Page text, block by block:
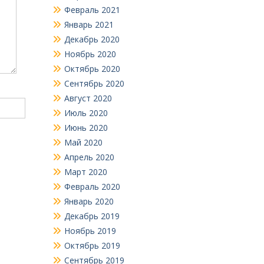
Февраль 2021
Январь 2021
Декабрь 2020
Ноябрь 2020
Октябрь 2020
Сентябрь 2020
Август 2020
Июль 2020
Июнь 2020
Май 2020
Апрель 2020
Март 2020
Февраль 2020
Январь 2020
Декабрь 2019
Ноябрь 2019
Октябрь 2019
Сентябрь 2019